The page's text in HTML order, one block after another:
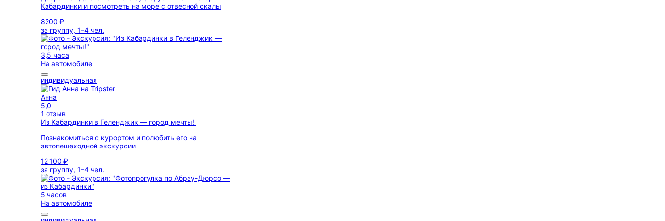
Кабардинки и посмотреть на море с отвесной скалы
8200 ₽
за группу, 1–4 чел.
3,5 часа
На автомобиле
индивидуальная
Анна
5,0
1 отзыв
Из Кабардинки в Геленджик — город мечты!
Познакомиться с курортом и полюбить его на
автопешеходной экскурсии
12 100 ₽
за группу, 1–4 чел.
5 часов
На автомобиле